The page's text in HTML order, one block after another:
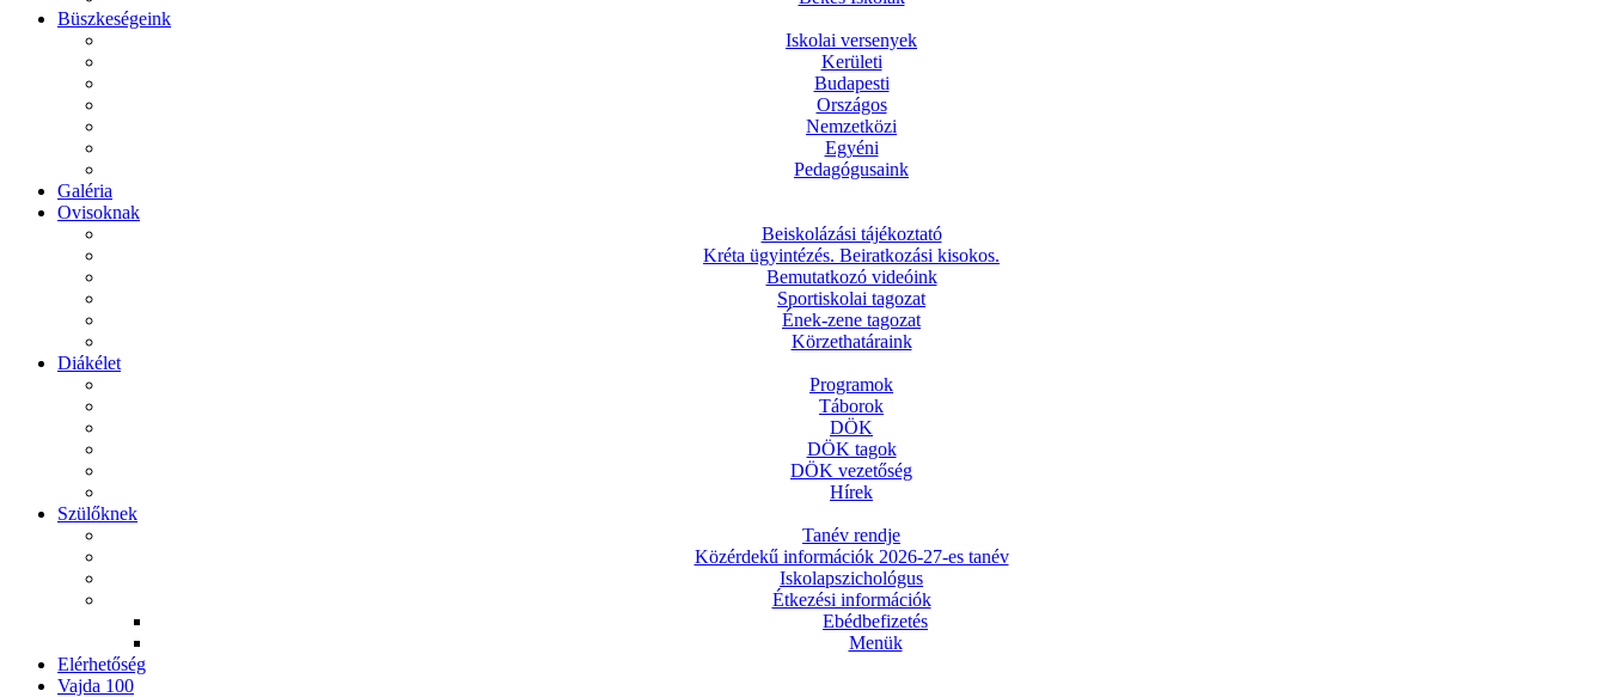
Büszkeségeink
Iskolai versenyek
Kerületi
Budapesti
Országos
Nemzetközi
Egyéni
Pedagógusaink
Galéria
Ovisoknak
Beiskolázási tájékoztató
Kréta ügyintézés. Beiratkozási kisokos.
Bemutatkozó videóink
Sportiskolai tagozat
Ének-zene tagozat
Körzethatáraink
Diákélet
Programok
Táborok
DÖK
DÖK tagok
DÖK vezetőség
Hírek
Szülőknek
Tanév rendje
Közérdekű információk 2026-27-es tanév
Iskolapszichológus
Étkezési információk
Ebédbefizetés
Menük
Elérhetőség
Vajda 100